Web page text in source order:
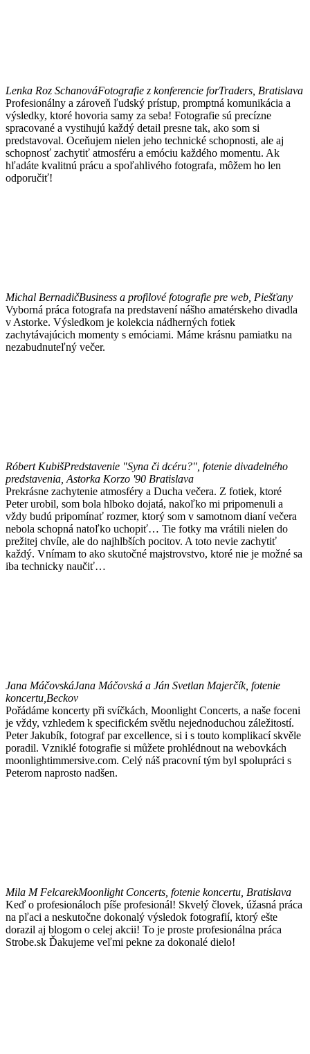
Lenka Roz SchanováFotografie z konferencie forTraders, Bratislava
Profesionálny a zároveň ľudský prístup, promptná komunikácia a
výsledky, ktoré hovoria samy za seba! Fotografie sú precízne
spracované a vystihujú každý detail presne tak, ako som si
predstavoval. Oceňujem nielen jeho technické schopnosti, ale aj
schopnosť zachytiť atmosféru a emóciu každého momentu. Ak
hľadáte kvalitnú prácu a spoľahlivého fotografa, môžem ho len
odporučiť!
Michal BernadičBusiness a profilové fotografie pre web, Piešťany
Vyborná práca fotografa na predstavení nášho amatérskeho divadla
v Astorke. Výsledkom je kolekcia nádherných fotiek
zachytávajúcich momenty s emóciami. Máme krásnu pamiatku na
nezabudnuteľný večer.
Róbert KubišPredstavenie "Syna či dcéru?", fotenie divadelného
predstavenia, Astorka Korzo '90 Bratislava
Prekrásne zachytenie atmosféry a Ducha večera. Z fotiek, ktoré
Peter urobil, som bola hlboko dojatá, nakoľko mi pripomenuli a
vždy budú pripomínať rozmer, ktorý som v samotnom dianí večera
nebola schopná natoľko uchopiť… Tie fotky ma vrátili nielen do
prežitej chvíle, ale do najhlbších pocitov. A toto nevie zachytiť
každý. Vnímam to ako skutočné majstrovstvo, ktoré nie je možné sa
iba technicky naučiť…
Jana MáčovskáJana Máčovská a Ján Svetlan Majerčík, fotenie
koncertu,Beckov
Pořádáme koncerty při svíčkách, Moonlight Concerts, a naše foceni
je vždy, vzhledem k specifickém světlu nejednoduchou záležitostí.
Peter Jakubík, fotograf par excellence, si i s touto komplikací skvěle
poradil. Vzniklé fotografie si můžete prohlédnout na webovkách
moonlightimmersive.com. Celý náš pracovní tým byl spolupráci s
Peterom naprosto nadšen.
Mila M FelcarekMoonlight Concerts, fotenie koncertu, Bratislava
Keď o profesionáloch píše profesionál! Skvelý človek, úžasná práca
na pľaci a neskutočne dokonalý výsledok fotografií, ktorý ešte
dorazil aj blogom o celej akcii! To je proste profesionálna práca
Strobe.sk Ďakujeme veľmi pekne za dokonalé dielo!